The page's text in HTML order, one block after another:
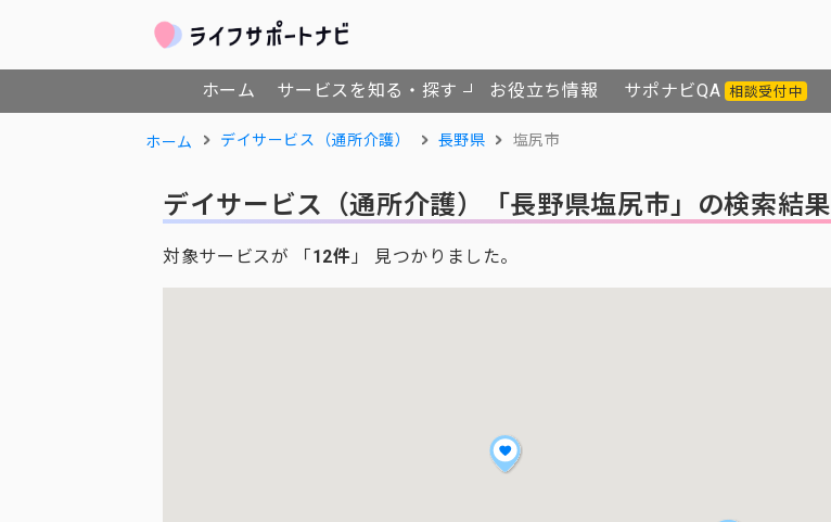
ホーム サービスを知る・探す お役立ち情報 サポナビQA 相談受付中
ホーム デイサービス（通所介護） 長野県 塩尻市
デイサービス（通所介護） 「長野県塩尻市」の検索結果
対象サービスが 「12件 」 見つかりました。